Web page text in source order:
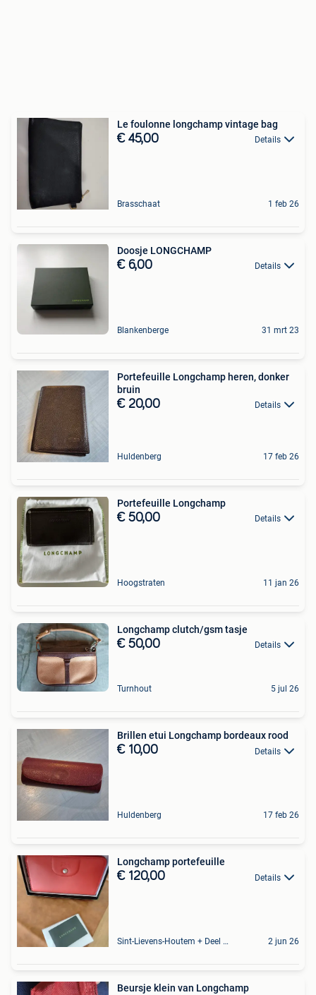
Le foulonne longchamp vintage bag
€ 45,00 Details
Brasschaat 1 feb 26
Doosje LONGCHAMP
€ 6,00 Details
Blankenberge 31 mrt 23
Portefeuille Longchamp heren, donker
bruin
€ 20,00 Details
Huldenberg 17 feb 26
Portefeuille Longchamp
€ 50,00 Details
Hoogstraten 11 jan 26
Longchamp clutch/gsm tasje
€ 50,00 Details
Turnhout 5 jul 26
Brillen etui Longchamp bordeaux rood
€ 10,00 Details
Huldenberg 17 feb 26
Longchamp portefeuille
€ 120,00 Details
Sint-Lievens-Houtem + Deel Oombergen 2 jun 26
Beursje klein van Longchamp